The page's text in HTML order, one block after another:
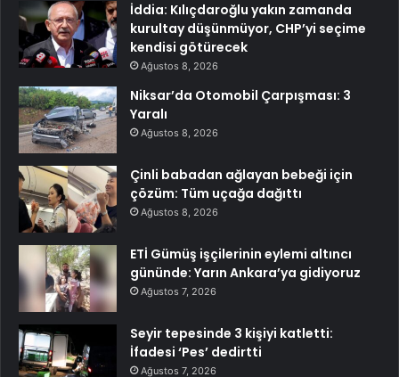
İddia: Kılıçdaroğlu yakın zamanda
kurultay düşünmüyor, CHP’yi seçime
kendisi götürecek
Ağustos 8, 2026
Niksar’da Otomobil Çarpışması: 3
Yaralı
Ağustos 8, 2026
Çinli babadan ağlayan bebeği için
çözüm: Tüm uçağa dağıttı
Ağustos 8, 2026
ETİ Gümüş işçilerinin eylemi altıncı
gününde: Yarın Ankara’ya gidiyoruz
Ağustos 7, 2026
Seyir tepesinde 3 kişiyi katletti:
İfadesi ‘Pes’ dedirtti
Ağustos 7, 2026